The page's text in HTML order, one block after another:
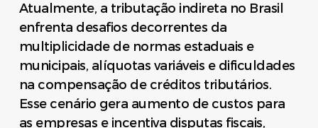
Atualmente, a tributação indireta no Brasil
enfrenta desafios decorrentes da
multiplicidade de normas estaduais e
municipais, alíquotas variáveis e dificuldades
na compensação de créditos tributários.
Esse cenário gera aumento de custos para
as empresas e incentiva disputas fiscais,